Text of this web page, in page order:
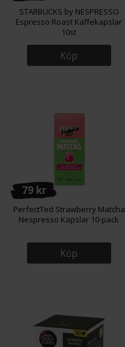
STARBUCKS by NESPRESSO
Espresso Roast Kaffekapslar
10st
Köp
79 kr
PerfectTed Strawberry Matcha
Nespresso Kapslar 10-pack
Köp